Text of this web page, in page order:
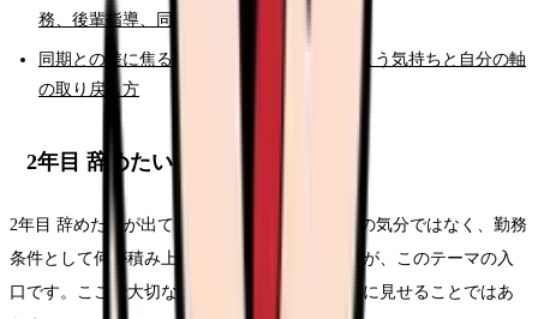
務、後輩指導、同期との差
同期との差に焦る看護師さんへ。比べてしまう気持ちと自分の軸
の取り戻し方
2年目 辞めたい時の固有チェック
2年目 辞めたいが出てきた時点で、単なる一日の気分ではなく、勤務
条件として何が積み上がっているかを見ることが、このテーマの入
口です。ここで大切なのは、退職理由をきれいに見せることではあ